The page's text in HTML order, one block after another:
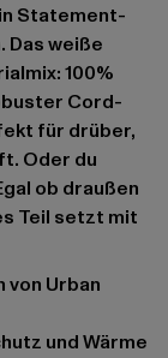
Statement-
Das weiße
100%
Cord-
für drüber,
Oder du
ob draußen
Teil setzt mit
und Wärme